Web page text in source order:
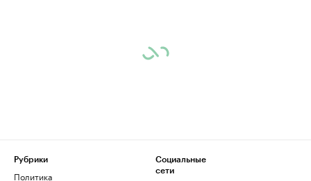
Рубрики
Политика
Социальные
сети